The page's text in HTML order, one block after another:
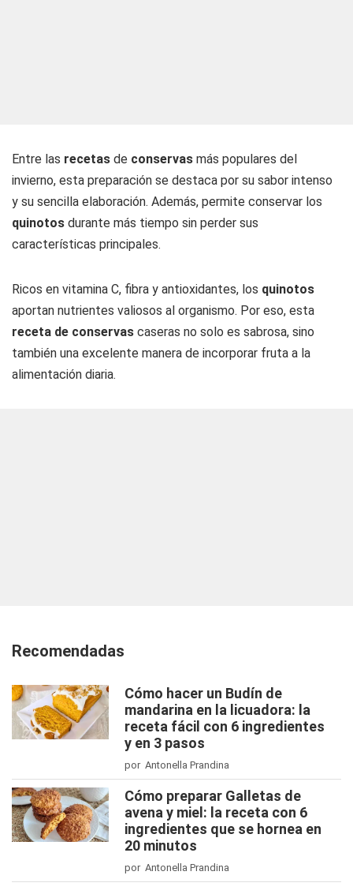
Entre las recetas de conservas más populares del
invierno, esta preparación se destaca por su sabor intenso
y su sencilla elaboración. Además, permite conservar los
quinotos durante más tiempo sin perder sus
características principales.
Ricos en vitamina C, fibra y antioxidantes, los quinotos
aportan nutrientes valiosos al organismo. Por eso, esta
receta de conservas caseras no solo es sabrosa, sino
también una excelente manera de incorporar fruta a la
alimentación diaria.
Recomendadas
Cómo hacer un Budín de
mandarina en la licuadora: la
receta fácil con 6 ingredientes
y en 3 pasos
por Antonella Prandina
Cómo preparar Galletas de
avena y miel: la receta con 6
ingredientes que se hornea en
20 minutos
por Antonella Prandina